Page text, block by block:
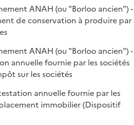
ANAH (ou "Borloo ancien") -
de conservation à produire par
ANAH (ou "Borloo ancien") -
annuelle fournie par les sociétés
sur les sociétés
annuelle fournie par les
immobilier (Dispositif